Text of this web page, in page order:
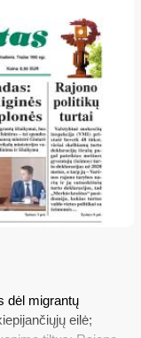
dėl migrantų
eilė;